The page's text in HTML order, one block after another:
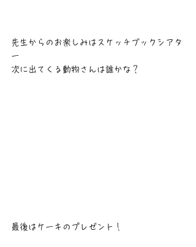
先生からのお楽しみはスケッチブックシアタ
ー
次に出てくる動物さんは誰かな？
最後はケーキのプレゼント！